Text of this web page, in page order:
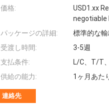
価格:
USD1.xx
negotiable
パッケージの詳細:
標準的な
受渡し時間:
3-5週
支払条件:
L/C、T/T
供給の能力:
1ヶ月あた
連絡先